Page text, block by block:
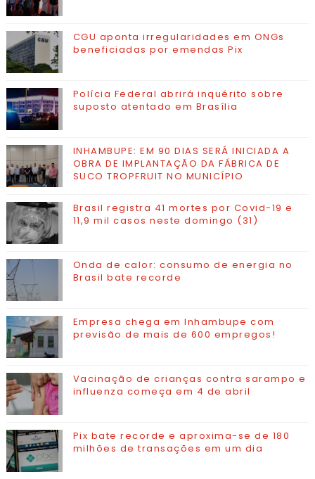
CGU aponta irregularidades em ONGs
beneficiadas por emendas Pix
Polícia Federal abrirá inquérito sobre
suposto atentado em Brasília
INHAMBUPE: EM 90 DIAS SERÁ INICIADA A
OBRA DE IMPLANTAÇÃO DA FÁBRICA DE
SUCO TROPFRUIT NO MUNICÍPIO
Brasil registra 41 mortes por Covid-19 e
11,9 mil casos neste domingo (31)
Onda de calor: consumo de energia no
Brasil bate recorde
Empresa chega em Inhambupe com
previsão de mais de 600 empregos!
Vacinação de crianças contra sarampo e
influenza começa em 4 de abril
Pix bate recorde e aproxima-se de 180
milhões de transações em um dia